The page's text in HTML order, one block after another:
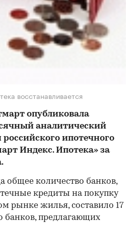
восстанавливается
опубликовала
аналитический
ипотечного
Индекс. Ипотека» за
общее количество банков,
кредиты на покупку
рынке жилья, составило 17
банков, предлагающих